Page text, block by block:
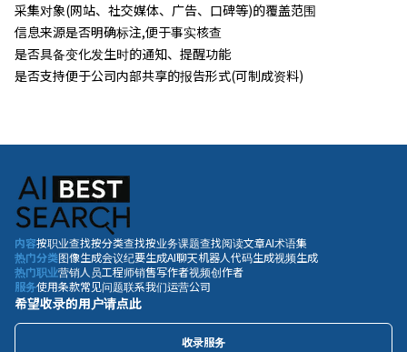
采集对象(网站、社交媒体、广告、口碑等)的覆盖范围
信息来源是否明确标注,便于事实核查
是否具备变化发生时的通知、提醒功能
是否支持便于公司内部共享的报告形式(可制成资料)
内容按职业查找按分类查找按业务课题查找阅读文章AI术语集
热门分类图像生成会议纪要生成AI聊天机器人代码生成视频生成
热门职业营销人员工程师销售写作者视频创作者
服务使用条款常见问题联系我们运营公司
希望收录的用户请点此
收录服务